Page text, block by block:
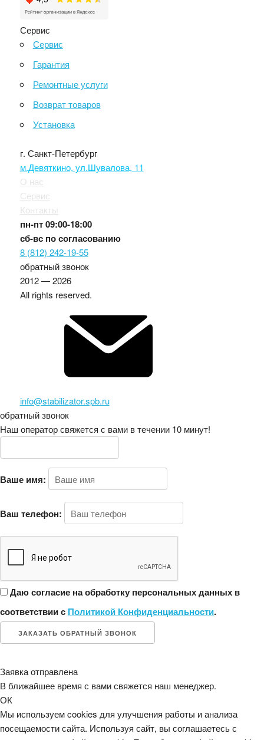
Сервис
Сервис
Гарантия
Ремонтные услуги
Возврат товаров
Установка
г. Санкт-Петербург
м.Девяткино, ул.Шувалова, 11
О нас
Сервис
Контакты
пн-пт09:00-18:00
сб-вс по согласованию
8 (812) 242-19-55
обратный звонок
2012 — 2026
All rights reserved.
info@stabilizator.spb.ru
обратный звонок
Наш оператор свяжется с вами в течении 10 минут!
Ваше имя:
Ваш телефон:
Даю согласие на обработку персональных данных в
соответствии с Политикой Конфиденциальности.
ЗАКАЗАТЬ ОБРАТНЫЙ ЗВОНОК
Заявка отправлена
В ближайшее время с вами свяжется наш менеджер.
ОК
Мы используем cookies для улучшения работы и анализа
посещаемости сайта. Используя сайт, вы соглашаетесь с